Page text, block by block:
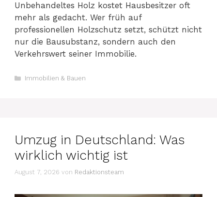
Unbehandeltes Holz kostet Hausbesitzer oft
mehr als gedacht. Wer früh auf
professionellen Holzschutz setzt, schützt nicht
nur die Bausubstanz, sondern auch den
Verkehrswert seiner Immobilie.
Kategorien
Immobilien & Bauen
Umzug in Deutschland: Was
wirklich wichtig ist
August 7, 2026 von Redaktionsteam